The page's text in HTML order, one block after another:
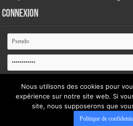
Connexion
Se souvenir de moi
Mot de passe oublié ?
Nous utilisons des cookies pour
expérience sur notre site web. Si
site, nous supposerons que
Politique de